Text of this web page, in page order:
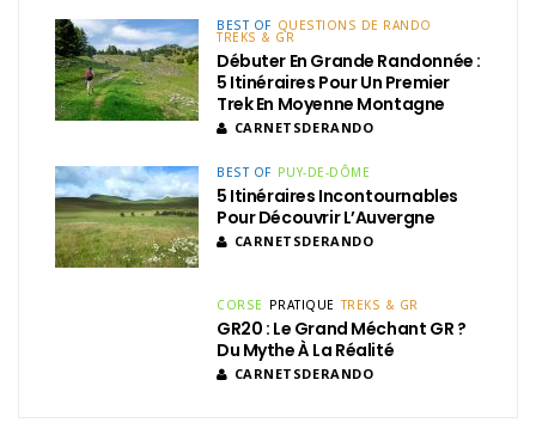
BEST OF QUESTIONS DE RANDO
TREKS & GR
Débuter En Grande Randonnée :
5 Itinéraires Pour Un Premier
Trek En Moyenne Montagne
CARNETSDERANDO
BEST OF PUY-DE-DÔME
5 Itinéraires Incontournables
Pour Découvrir L’Auvergne
CARNETSDERANDO
CORSE PRATIQUE TREKS & GR
GR20 : Le Grand Méchant GR ?
Du Mythe À La Réalité
CARNETSDERANDO